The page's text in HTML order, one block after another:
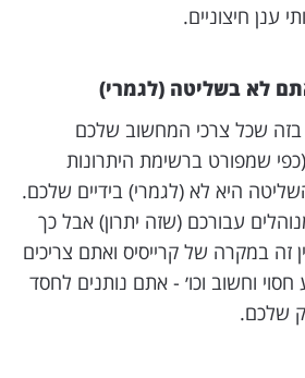
ענן חיצוניים.
לא בשליטה (לגמרי)
שכל צרכי המחשוב שלכם
שמפורט ברשימת היתרונות
היא לא (לגמרי) בידיים שלכם.
עבורכם (שזה יתרון) אבל כך
במקרה של קרייסיס ואתם צריכים
וחשוב וכו׳ - אתם נותנים לחסד
שלכם.